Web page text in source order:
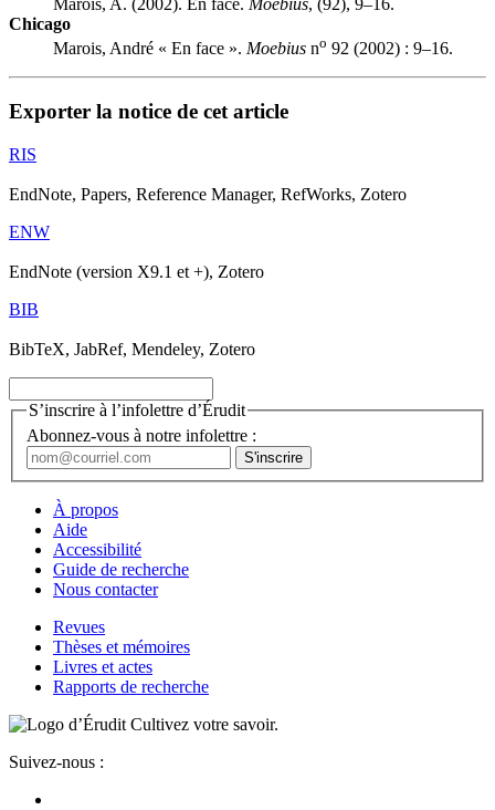
Marois, A. (2002). En face. Moebius, (92), 9–16.
Chicago
Marois, André « En face ». Moebius no 92 (2002) : 9–16.
Exporter la notice de cet article
RIS
EndNote, Papers, Reference Manager, RefWorks, Zotero
ENW
EndNote (version X9.1 et +), Zotero
BIB
BibTeX, JabRef, Mendeley, Zotero
S’inscrire à l’infolettre d’Érudit
Abonnez-vous à notre infolettre :
À propos
Aide
Accessibilité
Guide de recherche
Nous contacter
Revues
Thèses et mémoires
Livres et actes
Rapports de recherche
Cultivez votre savoir.
Suivez-nous :